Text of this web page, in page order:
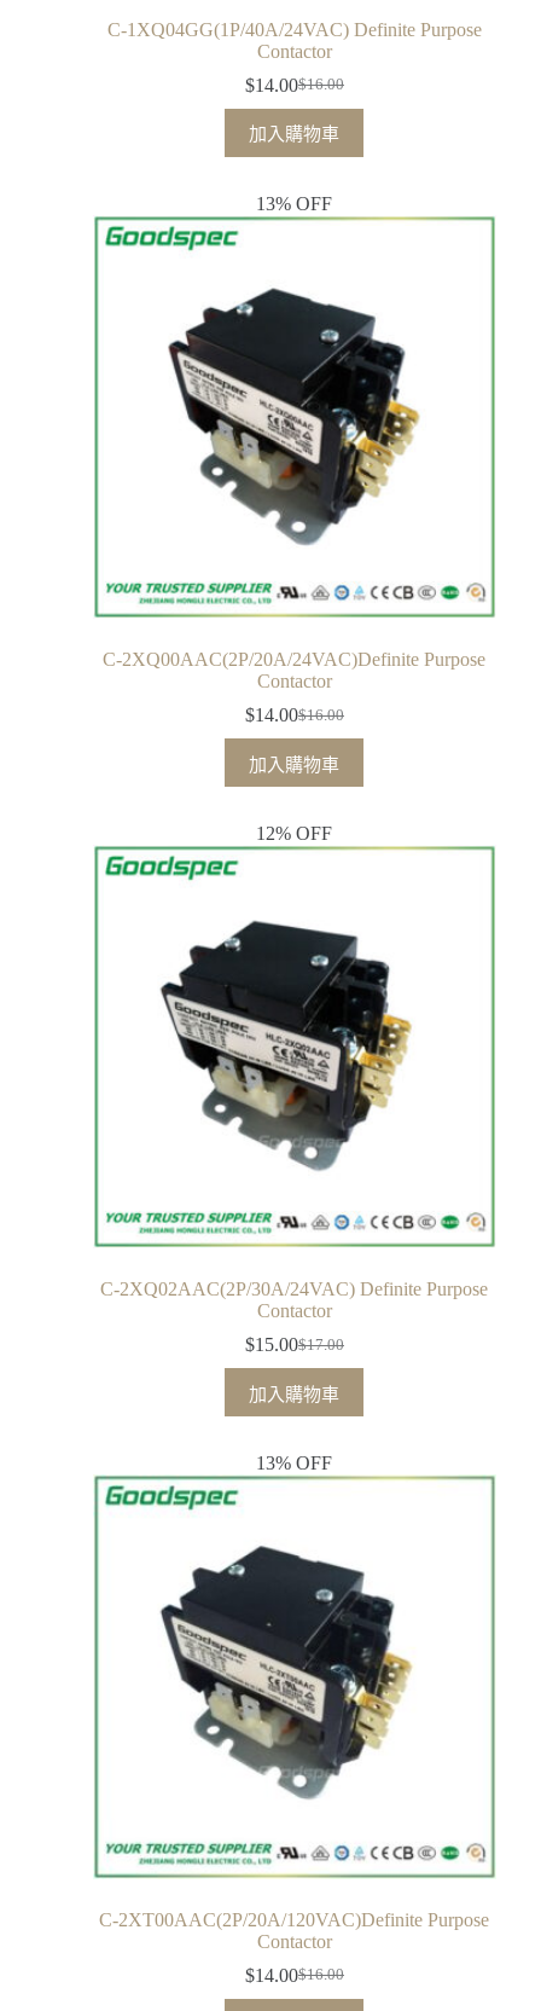
C-1XQ04GG(1P/40A/24VAC) Definite Purpose
Contactor
$16.00
$14.00
加入購物車
13% OFF
C-2XQ00AAC(2P/20A/24VAC)Definite Purpose
Contactor
$16.00
$14.00
加入購物車
12% OFF
C-2XQ02AAC(2P/30A/24VAC) Definite Purpose
Contactor
$17.00
$15.00
加入購物車
13% OFF
C-2XT00AAC(2P/20A/120VAC)Definite Purpose
Contactor
$16.00
$14.00